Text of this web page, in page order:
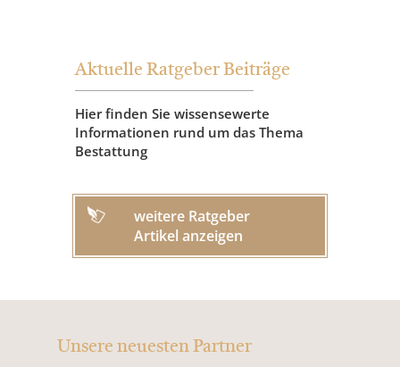
Aktuelle Ratgeber Beiträge
Hier finden Sie wissensewerte
Informationen rund um das Thema
Bestattung
weitere Ratgeber
Artikel anzeigen
Unsere neuesten Partner